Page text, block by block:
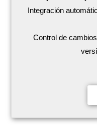
Integración
Control de